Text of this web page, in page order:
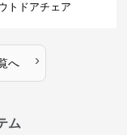
トドアチェア
へ ›
ム